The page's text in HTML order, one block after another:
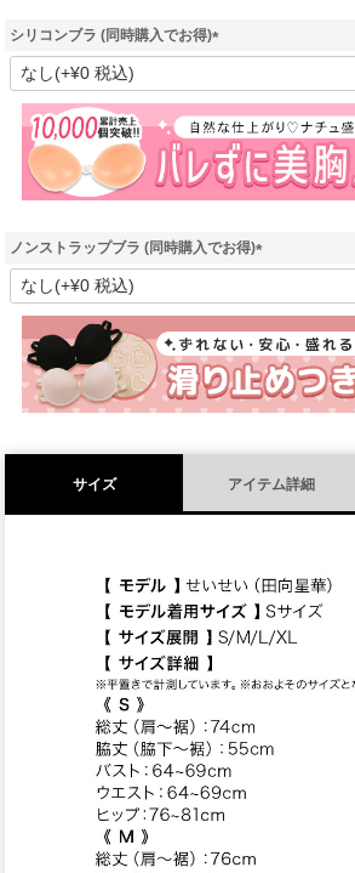
シリコンブラ (同時購入でお得)
(
須
)
ノンストラップブラ (同時購入でお得)
(
須
)
サイズ アイテム詳細